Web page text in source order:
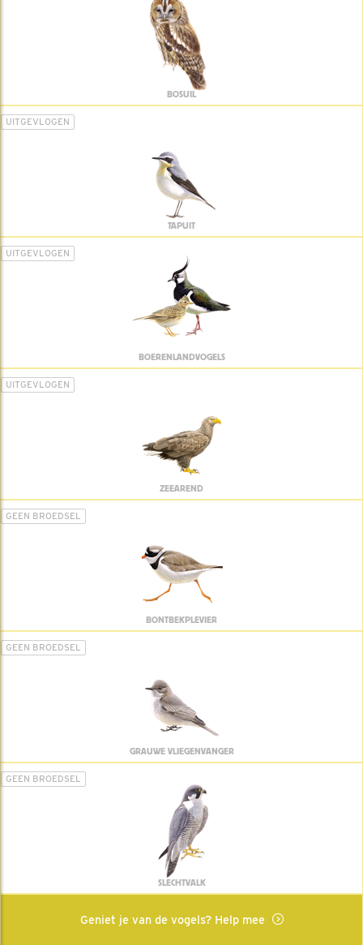
BOSUIL
UITGEVLOGEN
TAPUIT
UITGEVLOGEN
BOERENLANDVOGELS
UITGEVLOGEN
ZEEAREND
GEEN BROEDSEL
BONTBEKPLEVIER
GEEN BROEDSEL
GRAUWE VLIEGENVANGER
GEEN BROEDSEL
SLECHTVALK
Geniet je van de vogels? Help mee